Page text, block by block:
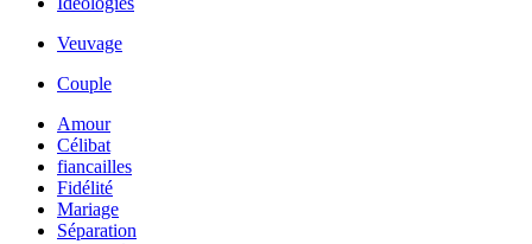
Veuvage
Couple
Amour
Célibat
fiancailles
Fidélité
Mariage
Séparation